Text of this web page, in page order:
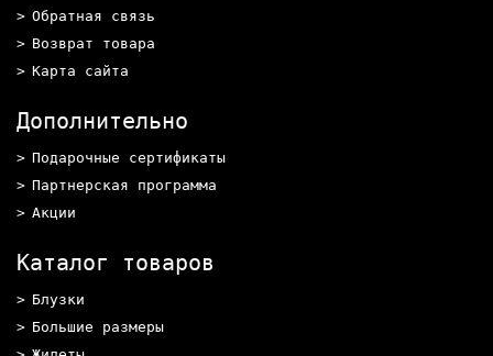
Обратная связь
Возврат товара
Карта сайта
Дополнительно
Подарочные сертификаты
Партнерская программа
Акции
Каталог товаров
Блузки
Большие размеры